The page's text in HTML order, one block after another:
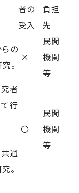
者の
受入
負担
先
の
。
×
民間
機関
等
者
行
通
。
〇
民間
機関
等